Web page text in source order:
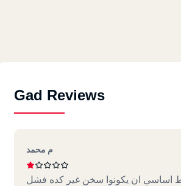
Gad Reviews
م محمد
اساسي ان يكونوا سخن غير كده فشل